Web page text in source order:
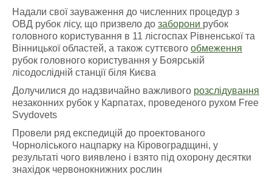
Надали свої зауваження до численних процедур з
ОВД рубок лісу, що призвело до заборони рубок
головного користування в 11 лісгоспах Рівненської та
Вінницької областей, а також суттєвого обмеження
рубок головного користування у Боярській
лісодослідній станції біля Києва
Долучилися до надзвичайно важливого розслідування
незаконних рубок у Карпатах, проведеного рухом Free
Svydovets
Провели ряд експедицій до проектованого
Чорноліського нацпарку на Кіровоградщині, у
результаті чого виявлено і взято під охорону десятки
знахідок червонокнижних рослин